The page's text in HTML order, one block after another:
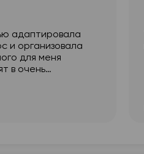
адаптировала
и организовала
для меня
в очень
Я
и с